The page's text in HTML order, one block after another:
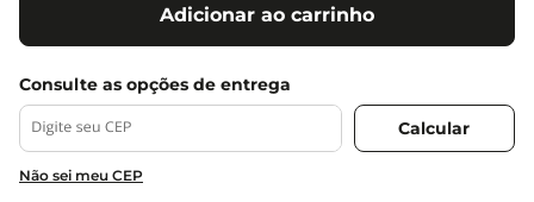
Adicionar ao carrinho
Não sei meu CEP